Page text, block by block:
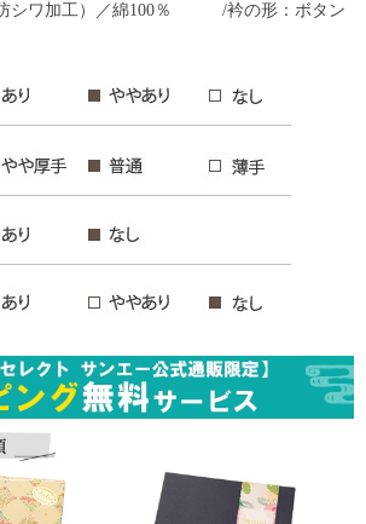
防シワ加工）／綿100％ /衿の形：ボタン